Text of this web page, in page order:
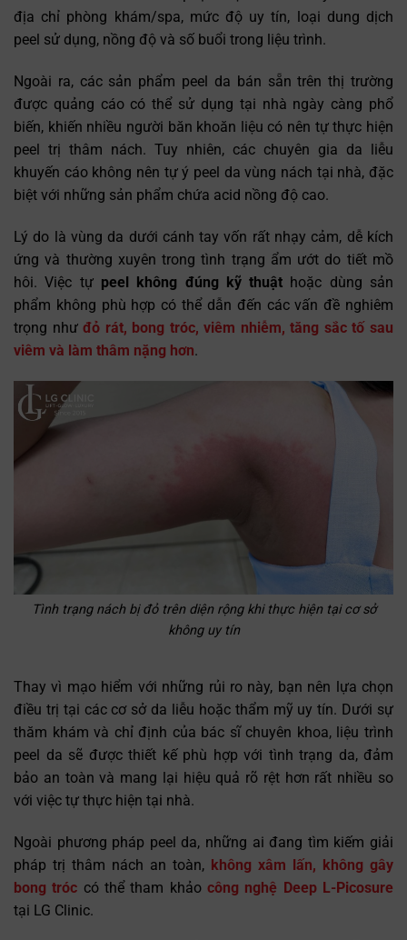
địa chỉ phòng khám/spa, mức độ uy tín, loại dung dịch
peel sử dụng, nồng độ và số buổi trong liệu trình.
Ngoài ra, các sản phẩm peel da bán sẵn trên thị trường
được quảng cáo có thể sử dụng tại nhà ngày càng phổ
biến, khiến nhiều người băn khoăn liệu có nên tự thực hiện
peel trị thâm nách. Tuy nhiên, các chuyên gia da liễu
khuyến cáo không nên tự ý peel da vùng nách tại nhà, đặc
biệt với những sản phẩm chứa acid nồng độ cao.
Lý do là vùng da dưới cánh tay vốn rất nhạy cảm, dễ kích
ứng và thường xuyên trong tình trạng ẩm ướt do tiết mồ
hôi. Việc tự peel không đúng kỹ thuật hoặc dùng sản
phẩm không phù hợp có thể dẫn đến các vấn đề nghiêm
trọng nhưđỏ rát, bong tróc, viêm nhiễm, tăng sắc tố sau
viêm và làm thâm nặng hơn.
Tình trạng nách bị đỏ trên diện rộng khi thực hiện tại cơ sở
không uy tín
Thay vì mạo hiểm với những rủi ro này, bạn nên lựa chọn
điều trị tại các cơ sở da liễu hoặc thẩm mỹ uy tín. Dưới sự
thăm khám và chỉ định của bác sĩ chuyên khoa, liệu trình
peel da sẽ được thiết kế phù hợp với tình trạng da, đảm
bảo an toàn và mang lại hiệu quả rõ rệt hơn rất nhiều so
với việc tự thực hiện tại nhà.
Ngoài phương pháp peel da, những ai đang tìm kiếm giải
pháp trị thâm nách an toàn, không xâm lấn, không gây
bong tróc có thể tham khảocông nghệ Deep L-Picosure
tại LG Clinic.